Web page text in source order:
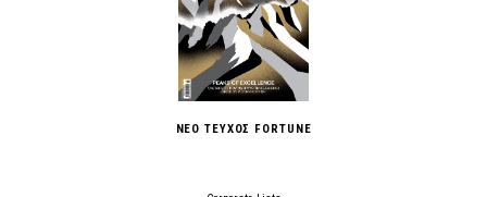
ΝΕΟ ΤΕΥΧΟΣ FORTUNE